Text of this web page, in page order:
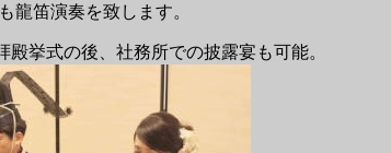
龍笛演奏を致します。
挙式の後、社務所での披露宴も可能。